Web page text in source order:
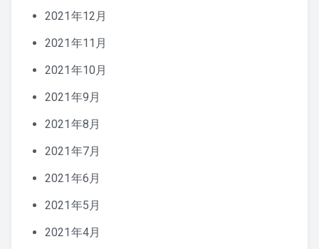
2021年12月
2021年11月
2021年10月
2021年9月
2021年8月
2021年7月
2021年6月
2021年5月
2021年4月